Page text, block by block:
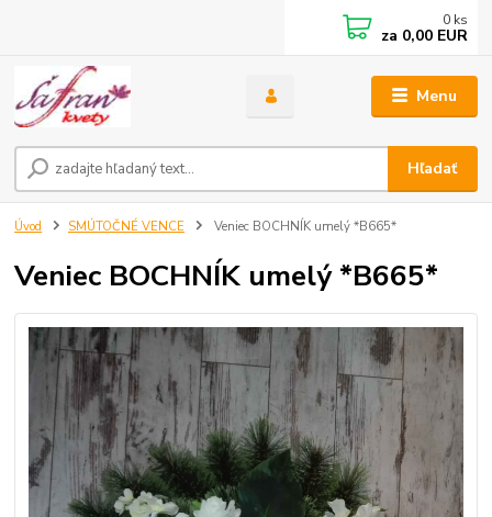
Menu
Hľadať
0 ks
za 0,00 EUR
Úvod SMÚTOČNÉ VENCE Veniec BOCHNÍK umelý *B665*
Veniec BOCHNÍK umelý *B665*